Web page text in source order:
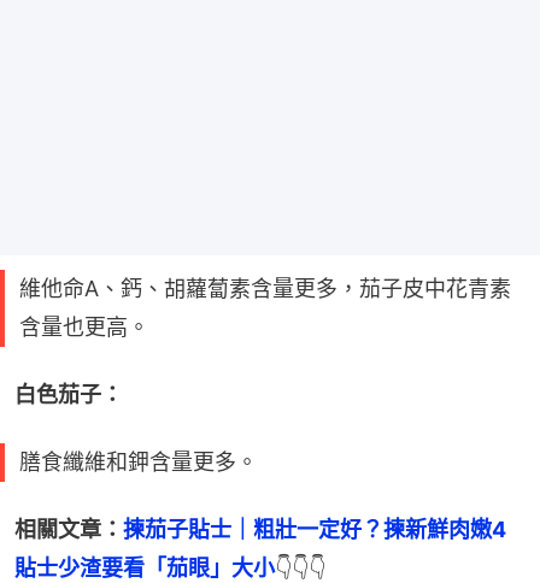
維他命A、鈣、胡蘿蔔素含量更多，茄子皮中花青素
含量也更高。
白色茄子：
膳食纖維和鉀含量更多。
相關文章： 揀茄子貼士｜粗壯一定好？揀新鮮肉嫩4
貼士少渣要看「茄眼」大小👇👇👇